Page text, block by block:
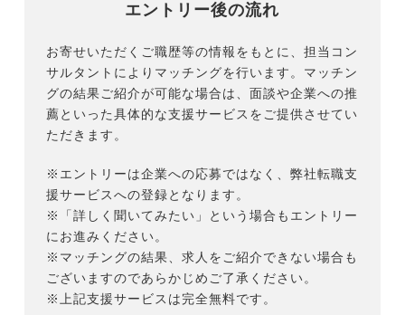
エントリー後の流れ
お寄せいただくご職歴等の情報をもとに、担当コン
サルタントによりマッチングを行います。マッチン
グの結果ご紹介が可能な場合は、面談や企業への推
薦といった具体的な支援サービスをご提供させてい
ただきます。
※エントリーは企業への応募ではなく、弊社転職支
援サービスへの登録となります。
※「詳しく聞いてみたい」という場合もエントリー
にお進みください。
※マッチングの結果、求人をご紹介できない場合も
ございますのであらかじめご了承ください。
※上記支援サービスは完全無料です。